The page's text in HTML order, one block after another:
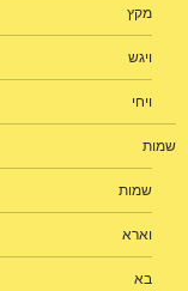
מקץ
ויגש
ויחי
שמות
שמות
וארא
בא